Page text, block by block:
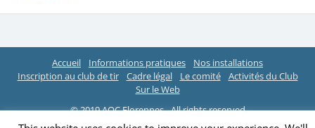
Accueil Informations pratiques
Nos installations
Inscription au club de tir
Cadre légal Le comité
Activités du Club
Sur le Web
© 2019 AOC Florennes - All rights reserved